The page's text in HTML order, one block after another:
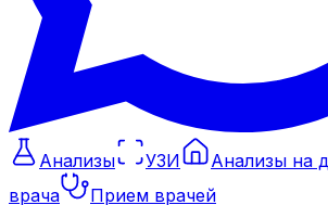
Анализы УЗИ Анализы на
врача
Прием врачей